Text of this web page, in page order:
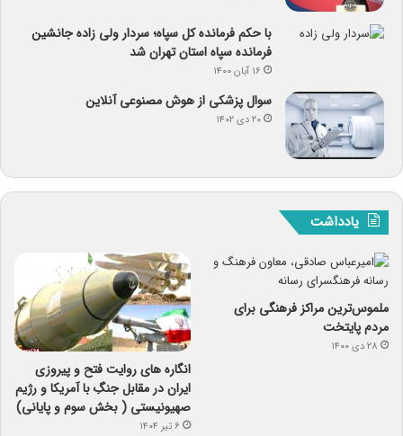
با حکم فرمانده کل سپاه؛ سردار ولی زاده جانشین
فرمانده سپاه استان تهران شد
۱۶ آبان ۱۴۰۰
سوال پزشکی از هوش مصنوعی آنلاین
۲۰ دی ۱۴۰۲
یادداشت
ملموس‌ترین مراکز فرهنگی برای
مردم پایتخت
۲۸ دی ۱۴۰۰
انگاره های روایت فتح و پیروزی
ایران در مقابل جنگِ با آمریکا و رژیم
صهیونیستی ( بخش سوم و پایانی)
۶ تیر ۱۴۰۴